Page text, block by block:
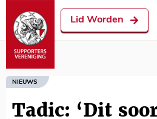
Lid Worden
NIEUWS
Tadic: ‘Dit